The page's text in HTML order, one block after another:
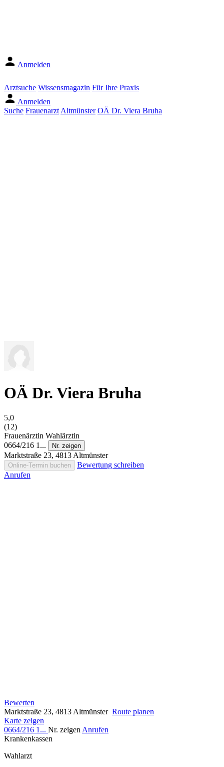
Anmelden
Arztsuche Wissensmagazin Für Ihre Praxis
Anmelden
Suche Frauenarzt Altmünster OÄ Dr. Viera Bruha
OÄ Dr. Viera Bruha
5,0
(12)
Frauenärztin Wahlärztin
0664/216 1...
Nr. zeigen
Marktstraße 23, 4813 Altmünster
Online-Termin buchen
Bewertung schreiben
Anrufen
Bewerten
Marktstraße 23, 4813 Altmünster Route planen
Karte zeigen
0664/216 1... Nr. zeigen Anrufen
Krankenkassen
Wahlarzt